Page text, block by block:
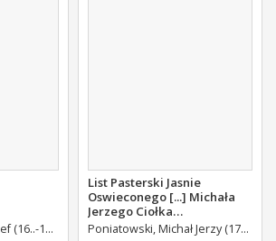
Poniński, Antoni Józef (16..-1742). Królikiewicz, Jan Maksymilian. Wyd.
List Pasterski Jasnie
Oswieconego [...] Michała
Jerzego Ciołka
Poniatowskiego Biskupa
Poniatowski, Michał Jerzy (1736-1794)